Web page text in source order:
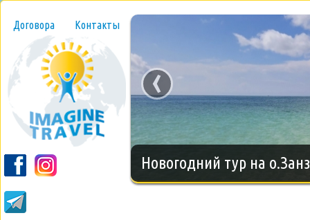
Договора Контакты
Новогодний тур на
‹